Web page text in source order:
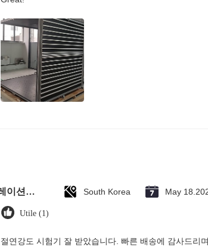
유진코퍼레이션에 황동익입니다. South Korea May
Utile (1)
절연강도 시험기 잘 받았습니다. 빠른 배송에 감사드리